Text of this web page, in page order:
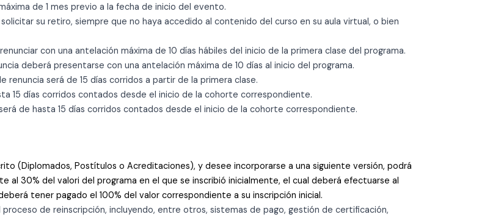
de 1 mes previo a la fecha de inicio del evento.
su retiro, siempre que no haya accedido al contenido del curso en su aula virtual, o bien
con una antelación máxima de 10 días hábiles del inicio de la primera clase del programa.
deberá presentarse con una antelación máxima de 10 días al inicio del programa.
renuncia será de 15 días corridos a partir de la primera clase.
15 días corridos contados desde el inicio de la cohorte correspondiente.
de hasta 15 días corridos contados desde el inicio de la cohorte correspondiente.
(Diplomados, Postítulos o Acreditaciones), y desee incorporarse a una siguiente versión, podrá
30% del valori del programa en el que se inscribió inicialmente, el cual deberá efectuarse al
tener pagado el 100% del valor correspondiente a su inscripción inicial.
de reinscripción, incluyendo, entre otros, sistemas de pago, gestión de certificación,